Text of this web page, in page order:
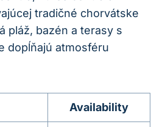
tradičné chorvátske
pláž, bazén a terasy s
dopĺňajú atmosféru
Availability